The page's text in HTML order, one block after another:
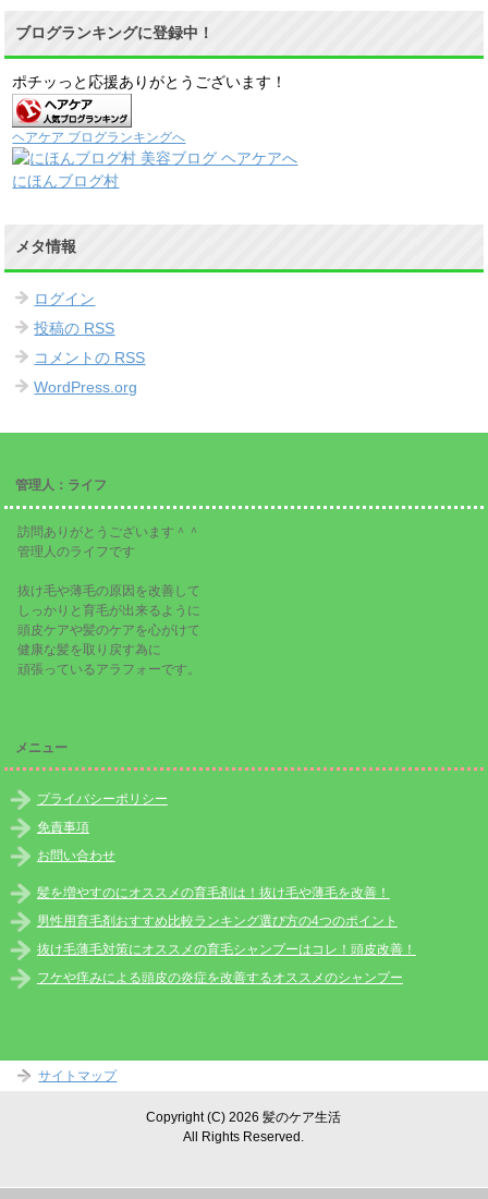
ブログランキングに登録中！
ポチッっと応援ありがとうございます！
ヘアケア ブログランキングへ
にほんブログ村
メタ情報
ログイン
投稿の RSS
コメントの RSS
WordPress.org
管理人：ライフ
訪問ありがとうございます＾＾
管理人のライフです
抜け毛や薄毛の原因を改善して
しっかりと育毛が出来るように
頭皮ケアや髪のケアを心がけて
健康な髪を取り戻す為に
頑張っているアラフォーです。
メニュー
プライバシーポリシー
免責事項
お問い合わせ
髪を増やすのにオススメの育毛剤は！抜け毛や薄毛を改善！
男性用育毛剤おすすめ比較ランキング選び方の4つのポイント
抜け毛薄毛対策にオススメの育毛シャンプーはコレ！頭皮改善！
フケや痒みによる頭皮の炎症を改善するオススメのシャンプー
サイトマップ
Copyright (C) 2026 髪のケア生活
All Rights Reserved.